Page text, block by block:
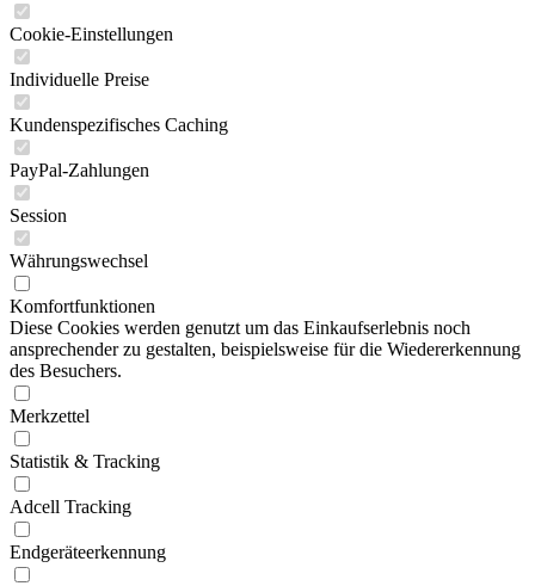
Cookie-Einstellungen
Individuelle Preise
Kundenspezifisches Caching
PayPal-Zahlungen
Session
Währungswechsel
Komfortfunktionen
Diese Cookies werden genutzt um das Einkaufserlebnis noch
ansprechender zu gestalten, beispielsweise für die Wiedererkennung
des Besuchers.
Merkzettel
Statistik & Tracking
Adcell Tracking
Endgeräteerkennung